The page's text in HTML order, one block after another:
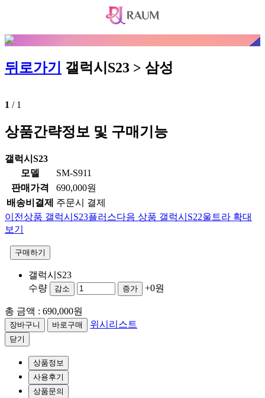
뒤로가기 갤럭시S23 > 삼성
1 / 1
상품간략정보 및 구매기능
갤럭시S23
모델
SM-S911
판매가격
690,000원
배송비결제
주문시 결제
이전상품 갤럭시S23플러스다음 상품 갤럭시S22울트라 확대
보기
구매하기
갤럭시S23
수량
감소 증가 +0원
총 금액 : 690,000원
위시리스트
닫기
상품정보
사용후기
상품문의